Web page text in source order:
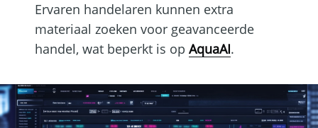
Ervaren handelaren kunnen extra
materiaal zoeken voor geavanceerde
handel, wat beperkt is op AquaAI.